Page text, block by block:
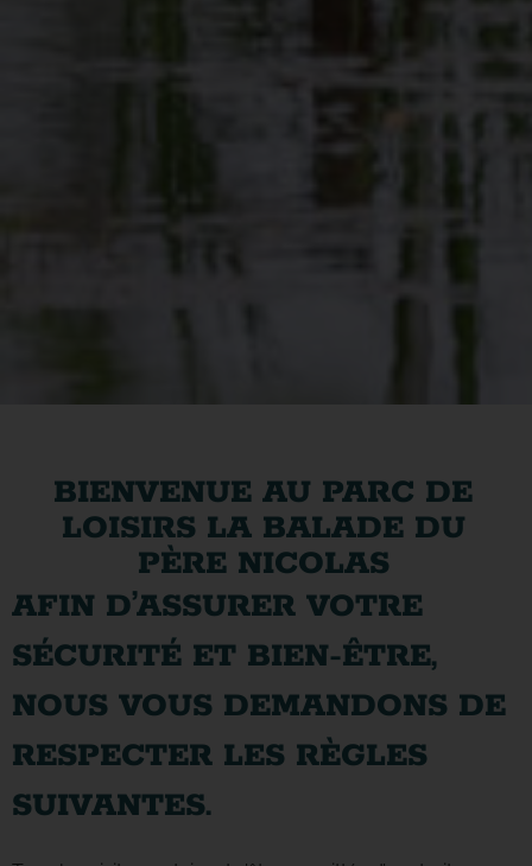
BIENVENUE AU PARC DE
LOISIRS LA BALADE DU
PÈRE NICOLAS
AFIN D’ASSURER VOTRE
SÉCURITÉ ET BIEN-ÊTRE,
NOUS VOUS DEMANDONS DE
RESPECTER LES RÈGLES
SUIVANTES.